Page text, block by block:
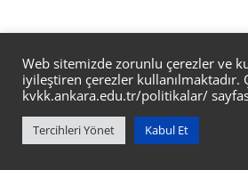
Hizmet İçi Eğitim Koordinatörlüğü @
Web sitemizde zorunlu çerezler ve
iyileştiren çerezler kullanılmaktadır.
kvkk.ankara.edu.tr/politikalar/
Tercihleri Yönet Kabul Et